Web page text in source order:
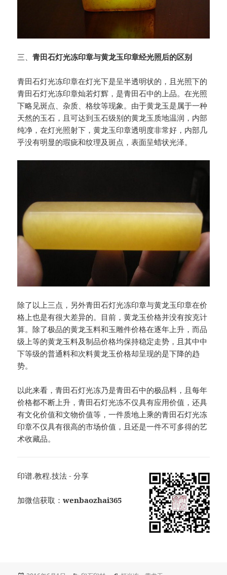
三、青田石灯光冻印章与黄龙玉印章经光照后的区别
青田石灯光冻印章在灯光下是呈半透明状的，且光照下的
青田石灯光冻印章灿若灯辉，是青田石中的上品。在光照
下略见斑点、杂质、格纹等现象。由于黄龙玉是属于一种
天然的玉石，且可达到玉石级别的黄龙玉质地温润，内部
纯净，在灯光照射下，黄龙玉印章透明度非常好，内部几
乎没有明显的瑕疵和纹理及斑点，表面呈蜡状光泽。
除了以上三点，另外青田石灯光冻印章与黄龙玉印章在价
格上也是有很大差异的。目前，黄龙玉价格并没有按克计
算。除了极品的黄龙玉料和玉雕件价格在逐年上升，而品
级上等的黄龙玉料及制品价格均保持稳定走势，且其中中
下等级的普通料和次料黄龙玉价格却呈现的是下降的趋
势。
以此来看，青田石灯光冻乃是青田石中的极品料，且每年
价格都不断上升，青田石灯光冻不仅具有应用价值，还具
有文化价值和文物价值等，一件质地上乘的青田石灯光冻
印章不仅具有很高的市场价值，且还是一件不可多得的艺
术收藏品。
印谱.教程.技法 - 分享
加微信获取：wenbaozhai365